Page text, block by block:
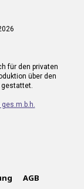
für den privaten
über den
AGB